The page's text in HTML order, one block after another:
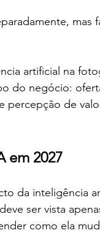
mas
artificial na
do negócio:
percepção de
em 2027
da inteligência
ser vista
como ela